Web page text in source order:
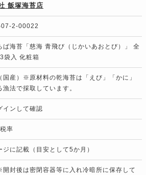
飯塚海苔店
2-00022
ば海苔「慈海 青飛び（じかいあおとび）」 全
袋入 化粧箱
国産）※原材料の乾海苔は「えび」「かに」
漁法で採取しています。
インして確認
率
ジに記載（目安として5か月）
封後は密閉容器等に入れ冷暗所に保存して